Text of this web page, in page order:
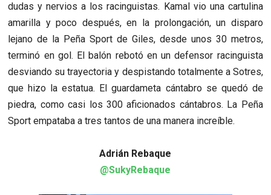
dudas y nervios a los racinguistas. Kamal vio una cartulina
amarilla y poco después, en la prolongación, un disparo
lejano de la Peña Sport de Giles, desde unos 30 metros,
terminó en gol. El balón rebotó en un defensor racinguista
desviando su trayectoria y despistando totalmente a Sotres,
que hizo la estatua. El guardameta cántabro se quedó de
piedra, como casi los 300 aficionados cántabros. La Peña
Sport empataba a tres tantos de una manera increíble.
Adrián Rebaque
@SukyRebaque